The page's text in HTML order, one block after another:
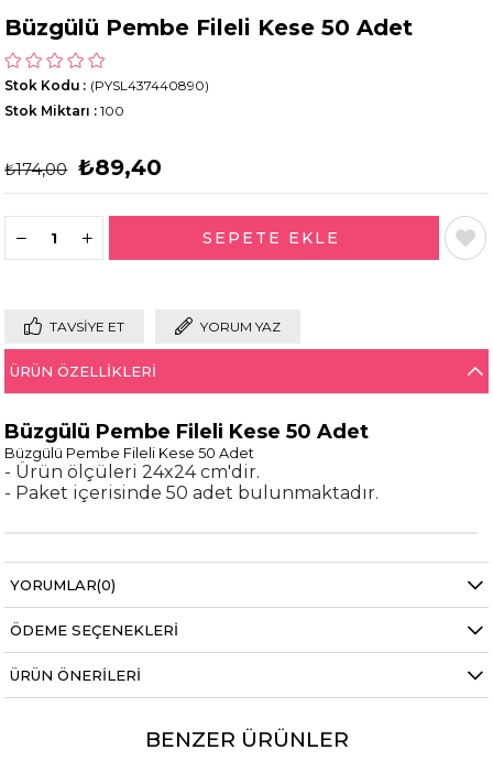
Büzgülü Pembe Fileli Kese 50 Adet
(PYSL437440890)
Stok Kodu
Stok Miktarı : 100
₺174,00 ₺89,40
TAVSIYE ET YORUM YAZ
ÜRÜN ÖZELLIKLERI
Büzgülü Pembe Fileli Kese 50 Adet
Büzgülü Pembe Fileli Kese 50 Adet
- Ürün ölçüleri 24x24 cm'dir.
- Paket içerisinde 50 adet bulunmaktadır.
YORUMLAR(0)
ÖDEME SEÇENEKLERI
ÜRÜN ÖNERILERI
BENZER ÜRÜNLER